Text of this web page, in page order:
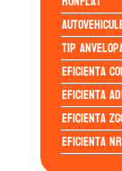
Tip
Eficienta
Eficienta
Eficienta
Eficienta